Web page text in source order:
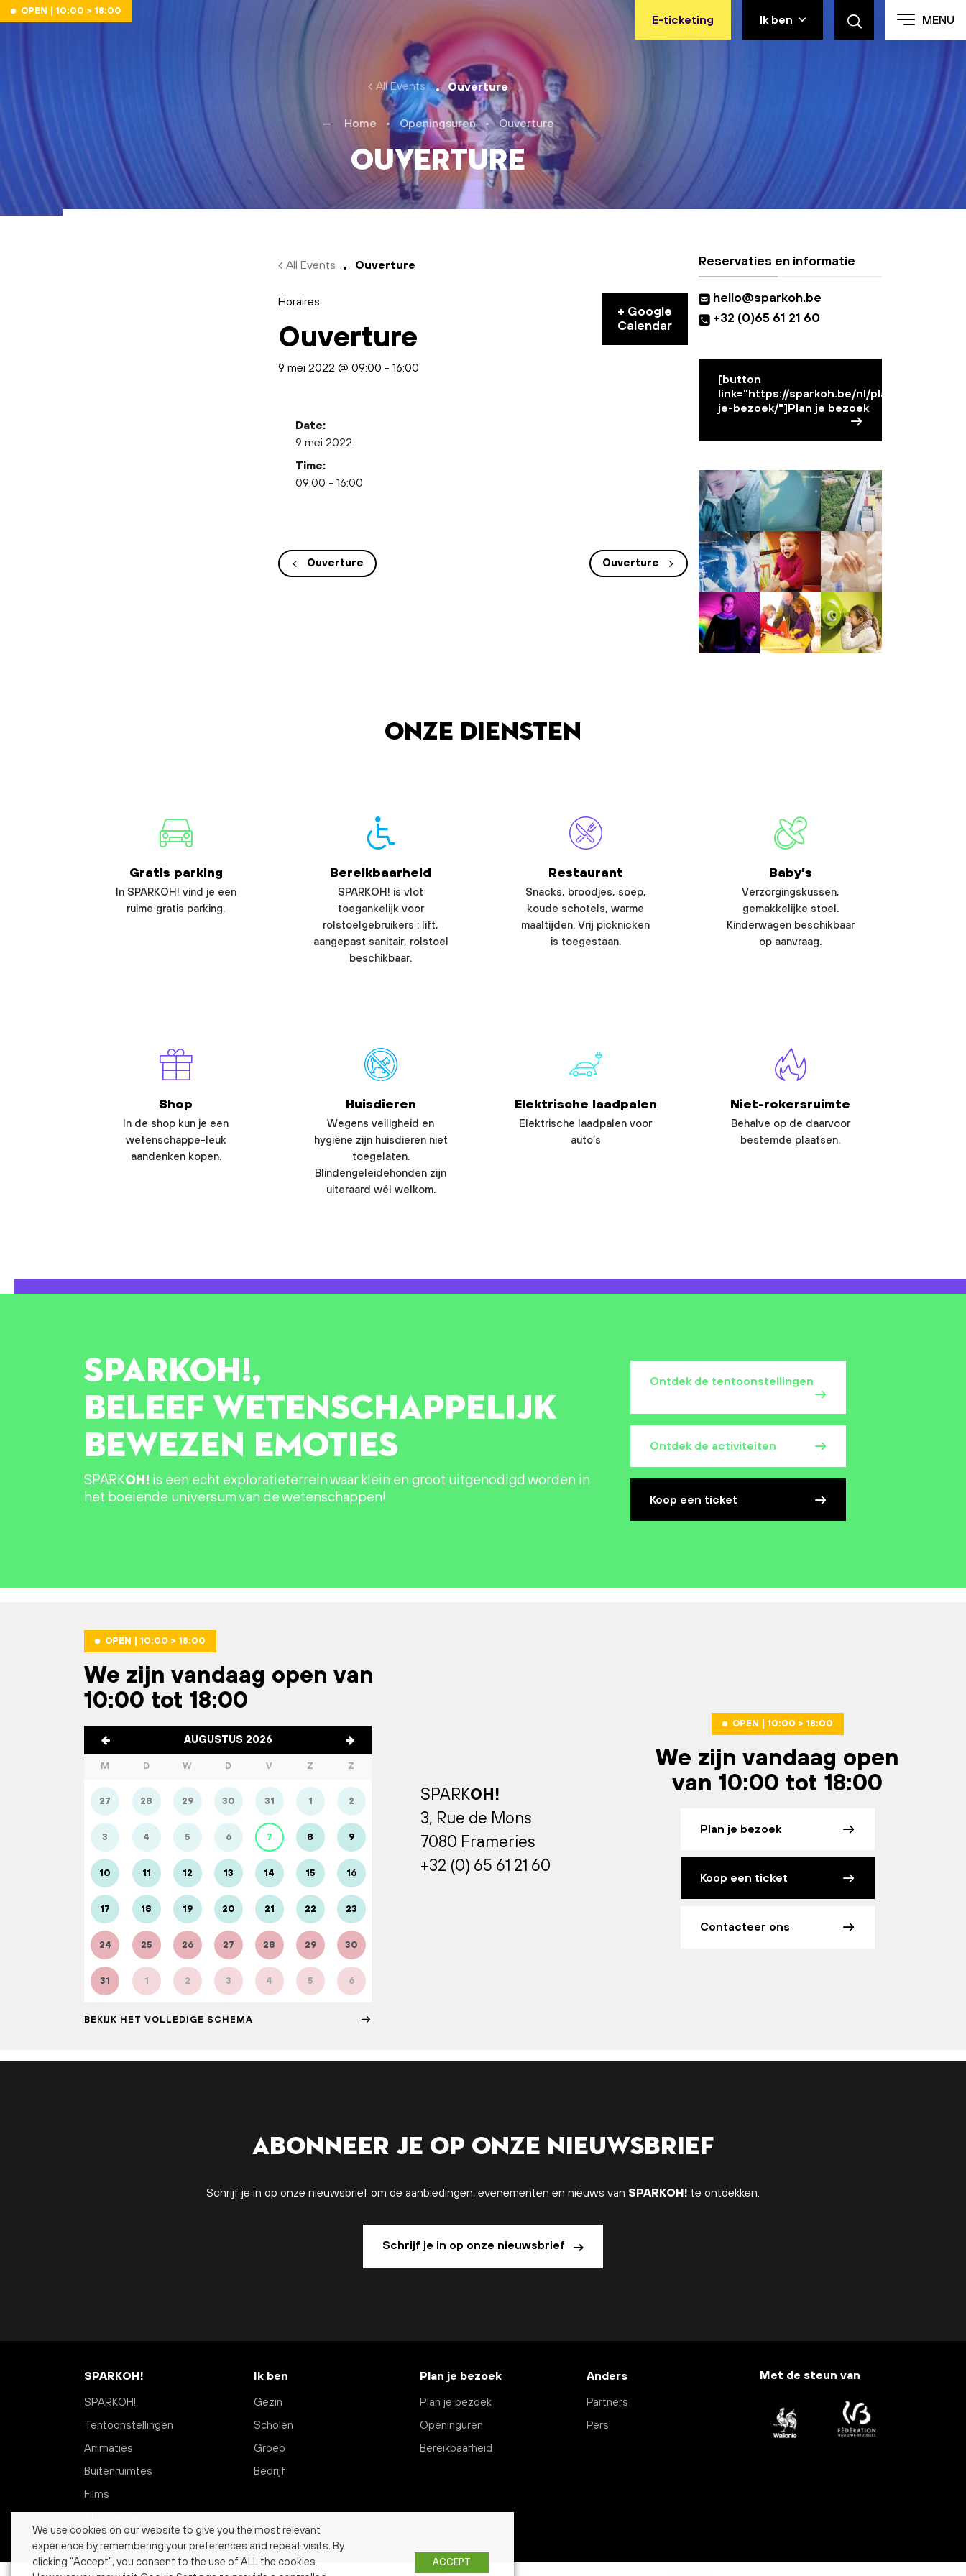
Skip to main content
OPEN | 10:00 > 18:00
E-ticketing Ik ben MENU
All Events Ouverture
Ouverture
Home • Openingsuren • Ouverture
All Events Ouverture
Horaires
Ouverture
9 mei 2022 @ 09:00 - 16:00
Date:
9 mei 2022
Time:
09:00 - 16:00
+ Google
Calendar
Ouverture Ouverture
Reservaties en informatie
hello@sparkoh.be
+32 (0)65 61 21 60
[button
link="https://sparkoh.be/nl/plan-
je-bezoek/"]Plan je bezoek
Onze diensten
Gratis parking
In SPARKOH! vind je een
ruime gratis parking.
Bereikbaarheid
SPARKOH! is vlot
toegankelijk voor
rolstoelgebruikers : lift,
aangepast sanitair, rolstoel
beschikbaar.
Restaurant
Snacks, broodjes, soep,
koude schotels, warme
maaltijden. Vrij picknicken
is toegestaan.
Baby’s
Verzorgingskussen,
gemakkelijke stoel.
Kinderwagen beschikbaar
op aanvraag.
Shop
In de shop kun je een
wetenschappe-leuk
aandenken kopen.
Huisdieren
Wegens veiligheid en
hygiëne zijn huisdieren niet
toegelaten.
Blindengeleidehonden zijn
uiteraard wél welkom.
Elektrische laadpalen
Elektrische laadpalen voor
auto’s
Niet-rokersruimte
Behalve op de daarvoor
bestemde plaatsen.
Ontdek de tentoonstellingen
Ontdek de activiteiten
Koop een ticket
SPARKOH!,
BELEEF WETENSCHAPPELIJK
BEWEZEN EMOTIES
SPARKOH! is een echt exploratieterrein waar klein en groot uitgenodigd worden in
het boeiende universum van de wetenschappen!
OPEN | 10:00 > 18:00
We zijn vandaag open van
10:00 tot 18:00
AUGUSTUS 2026
M D W D V Z Z
27 28 29 30 31 1 2
3 4 5 6 7 8 9
10 11 12 13 14 15 16
17 18 19 20 21 22 23
24 25 26 27 28 29 30
31 1 2 3 4 5 6
BEKIJK HET VOLLEDIGE SCHEMA
SPARKOH!
3, Rue de Mons
7080 Frameries
+32 (0) 65 61 21 60
OPEN | 10:00 > 18:00
We zijn vandaag open
van 10:00 tot 18:00
Plan je bezoek
Koop een ticket
Contacteer ons
Abonneer je op onze nieuwsbrief
Schrijf je in op onze nieuwsbrief om de aanbiedingen, evenementen en nieuws van SPARKOH! te ontdekken.
Schrijf je in op onze nieuwsbrief
SPARKOH!
SPARKOH!
Tentoonstellingen
Animaties
Buitenruimtes
Films
Ik ben
Gezin
Scholen
Groep
Bedrijf
Plan je bezoek
Plan je bezoek
Openinguren
Bereikbaarheid
Anders
Partners
Pers
Met de steun van
We use cookies on our website to give you the most relevant
experience by remembering your preferences and repeat visits. By
clicking “Accept”, you consent to the use of ALL the cookies.
ACCEPT